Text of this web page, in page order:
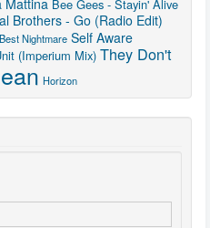
Mattina Bee Gees - Stayin' Alive
Brothers - Go (Radio Edit)
Nightmare Self Aware
(Imperium Mix) They Don't
Horizon